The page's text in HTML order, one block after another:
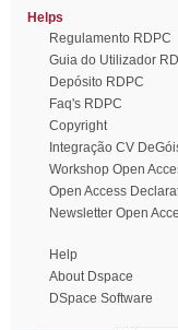
Helps
Regulamento RDPC
Guia do Utilizador
Depósito RDPC
Faq's RDPC
Copyright
Integração CV
Workshop Open
Open Access
Newsletter Open
Help
About Dspace
DSpace Software